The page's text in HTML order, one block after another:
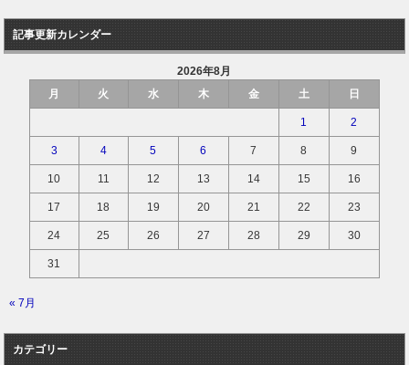
記事更新カレンダー
2026年8月
月
火 水 木 金 土 日
1 2
3 4 5 6 7 8 9
10 11 12 13 14 15 16
17 18 19 20 21 22 23
24 25 26 27 28 29 30
31
« 7月
カテゴリー